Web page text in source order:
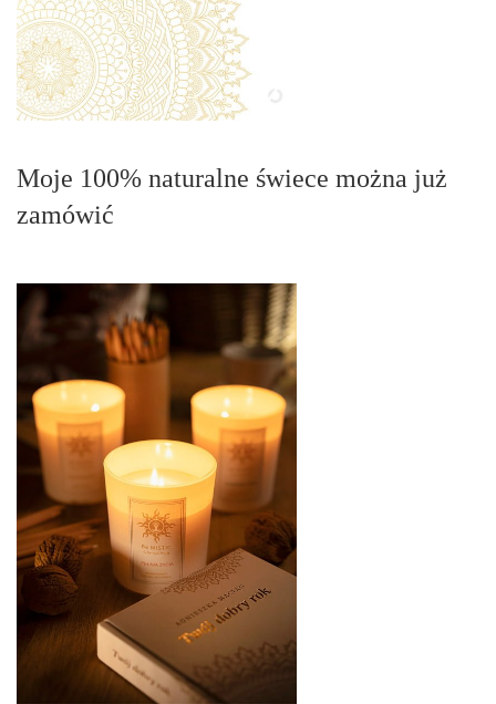
Moje 100% naturalne świece można już
zamówić